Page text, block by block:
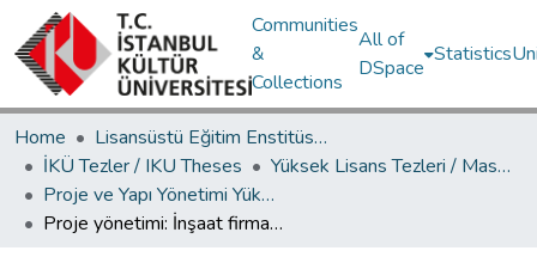
Communities
&
Collections
All of
DSpace
Statistics
Home
Lisansüstü Eğitim Enstitüsü / Postgraduate Education Institute
İKÜ Tezler / IKU Theses
Yüksek Lisans Tezleri / Master's Theses
Proje ve Yapı Yönetimi Yüksek Lisans Programı / Project Management Master's Degree Program
Proje yönetimi: İnşaat firmalarında proje müdürlerinin iş yükü, iş stresi, iş tatmini ve motivasyon ilişkisi